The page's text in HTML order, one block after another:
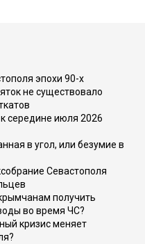
эпохи 90-х
не существовало
середине июля 2026
в угол, или безумие в
Севастополя
получить
во время ЧС?
кризис меняет